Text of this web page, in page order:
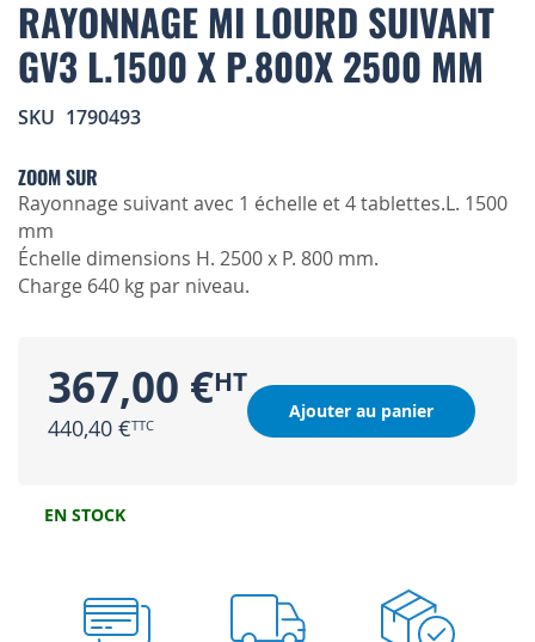
the
beginning
of
images
RAYONNAGE MI LOURD SUIVANT
GV3 L.1500 X P.800X 2500 MM
SKU 1790493
ZOOM SUR
Rayonnage suivant avec 1 échelle et 4 tablettes.L. 1500
mm
Échelle dimensions H. 2500 x P. 800 mm.
Charge 640 kg par niveau.
367,00 €
440,40 €
Ajouter au panier
EN STOCK